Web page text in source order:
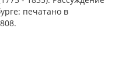
печатано в